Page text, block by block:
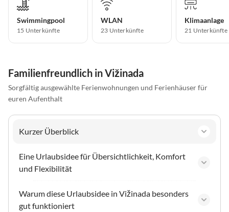
Swimmingpool
15 Unterkünfte
WLAN
23 Unterkünfte
Klimaanlage
21 Unterkünfte
Familienfreundlich in Vižinada
Sorgfältig ausgewählte Ferienwohnungen und Ferienhäuser für
euren Aufenthalt
Kurzer Überblick
Eine Urlaubsidee für Übersichtlichkeit, Komfort
und Flexibilität
Warum diese Urlaubsidee in Vižinada besonders
gut funktioniert